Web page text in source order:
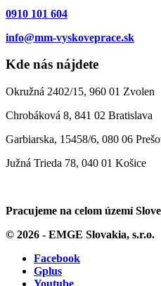
0910 101 604
info@mm-vyskoveprace.sk
Kde nás nájdete
Okružná 2402/15, 960 01 Zvolen
Chrobáková 8, 841 02 Bratislava
Garbiarska, 15458/6, 080 06
Južná Trieda 78, 040 01 Košice
Pracujeme na celom území
© 2026 - EMGE Slovakia, s.r.o.
Facebook
Gplus
Youtube